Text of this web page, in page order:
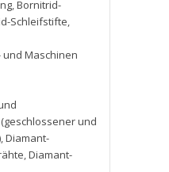
,Bornitrid-
Schleifstifte,
Maschinen
(geschlossener und
,Diamant-
,Diamant-